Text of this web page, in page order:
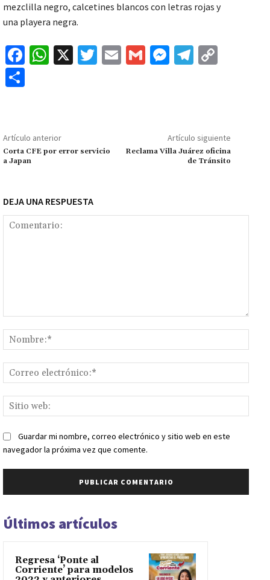
mezclilla negro, calcetines blancos con letras rojas y
una playera negra.
Fa
o
k
W
p
p
X
T
E
G
M
ge
r
Te
m Li
n
k
p
ar
Artículo anterior
Corta CFE por error servicio
a Japan
Artículo siguiente
Reclama Villa Juárez oficina
de Tránsito
DEJA UNA RESPUESTA
web:
Guardar mi nombre, correo electrónico y sitio web en este
navegador la próxima vez que comente.
Últimos artículos
Regresa ‘Ponte al
Corriente’ para modelos